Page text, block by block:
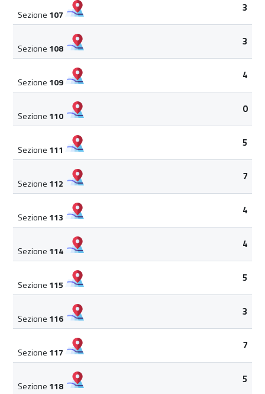
Sezione 107
3
Sezione 108
3
Sezione 109
4
Sezione 110
0
Sezione 111
5
Sezione 112
7
Sezione 113
4
Sezione 114
4
Sezione 115
5
Sezione 116
3
Sezione 117
7
Sezione 118
5